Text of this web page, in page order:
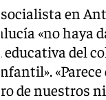
en
«no haya
educativa del
de nuestros